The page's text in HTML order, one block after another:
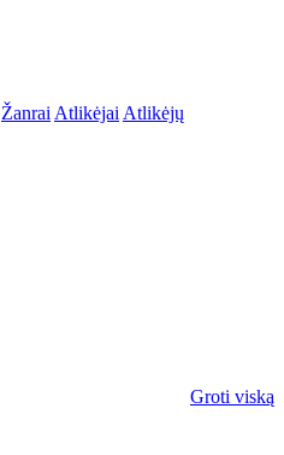
Žanrai Atlikėjai Atlikėjų
Groti viską